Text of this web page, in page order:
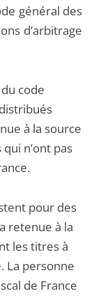
général des
d’arbitrage
code
à la source
n’ont pas
pour des
retenue à la
les titres à
La personne
de France